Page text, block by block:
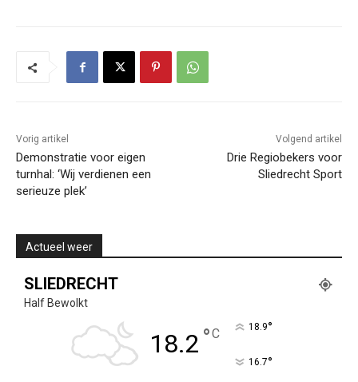
Vorig artikel
Demonstratie voor eigen
turnhal: ‘Wij verdienen een
serieuze plek’
Volgend artikel
Drie Regiobekers voor
Sliedrecht Sport
Actueel weer
SLIEDRECHT
Half Bewolkt
18.2 °C 18.9°
16.7°